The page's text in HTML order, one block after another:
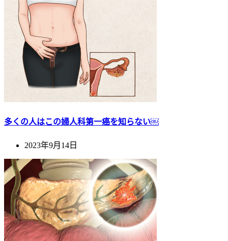
多くの人はこの婦人科第一癌を知らない￼
2023年9月14日